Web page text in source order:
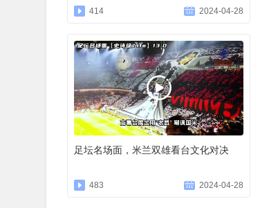
414 2024-04-28
足坛名场面，米兰双雄看台文化对决
483 2024-04-28